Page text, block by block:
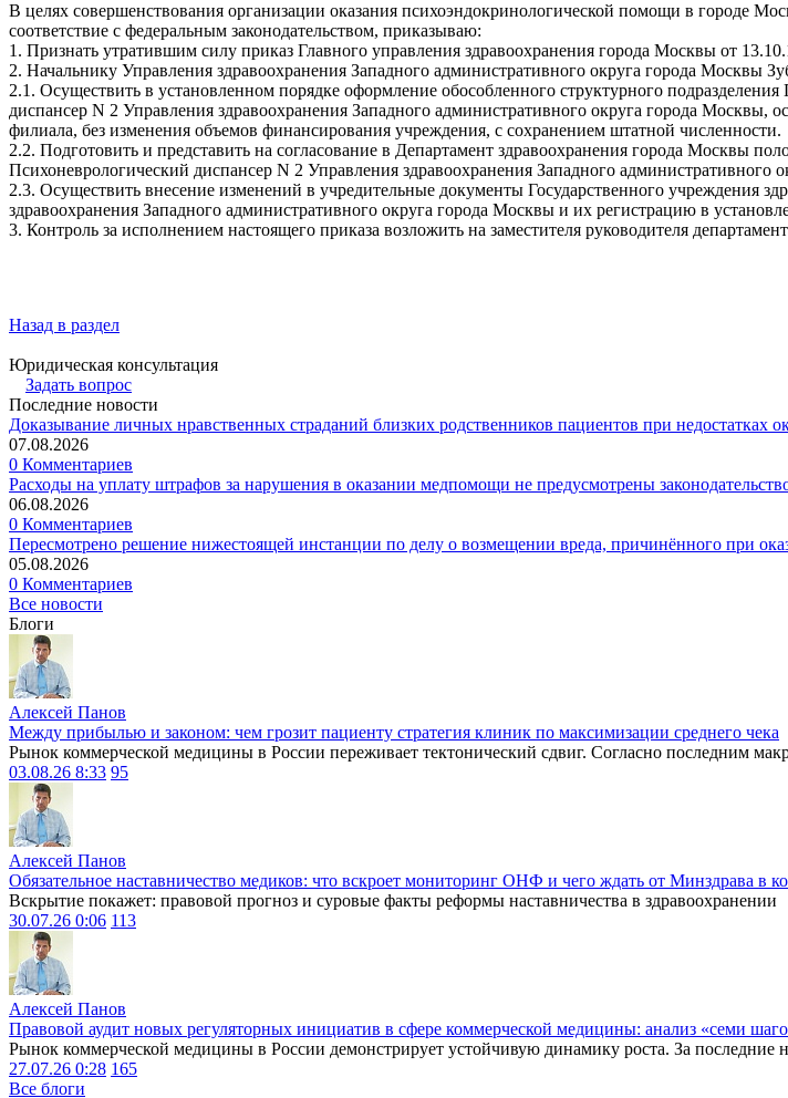
В целях совершенствования организации оказания психоэндокринологической помощи в городе
соответствие с федеральным законодательством, приказываю:
1. Признать утратившим силу приказ Главного управления здравоохранения города Москвы от
2. Начальнику Управления здравоохранения Западного административного округа города Москвы
2.1. Осуществить в установленном порядке оформление обособленного структурного
диспансер N 2 Управления здравоохранения Западного административного округа города
филиала, без изменения объемов финансирования учреждения, с сохранением штатной численности.
2.2. Подготовить и представить на согласование в Департамент здравоохранения города Москвы
Психоневрологический диспансер N 2 Управления здравоохранения Западного административного
2.3. Осуществить внесение изменений в учредительные документы Государственного учреждения
здравоохранения Западного административного округа города Москвы и их регистрацию в
3. Контроль за исполнением настоящего приказа возложить на заместителя руководителя
Назад в раздел
Юридическая консультация
Задать вопрос
Последние новости
Доказывание личных нравственных страданий близких родственников пациентов при недостатках
07.08.2026
0 Комментариев
Расходы на уплату штрафов за нарушения в оказании медпомощи не предусмотрены
06.08.2026
0 Комментариев
Пересмотрено решение нижестоящей инстанции по делу о возмещении вреда, причинённого при
05.08.2026
0 Комментариев
Все новости
Блоги
Алексей Панов
Между прибылью и законом: чем грозит пациенту стратегия клиник по максимизации среднего чека
Рынок коммерческой медицины в России переживает тектонический сдвиг. Согласно последним
03.08.26 8:33 95
Алексей Панов
Обязательное наставничество медиков: что вскроет мониторинг ОНФ и чего ждать от Минздрава в
Вскрытие покажет: правовой прогноз и суровые факты реформы наставничества в здравоохранении
30.07.26 0:06 113
Алексей Панов
Правовой аудит новых регуляторных инициатив в сфере коммерческой медицины: анализ «семи
Рынок коммерческой медицины в России демонстрирует устойчивую динамику роста. За последние
27.07.26 0:28 165
Все блоги